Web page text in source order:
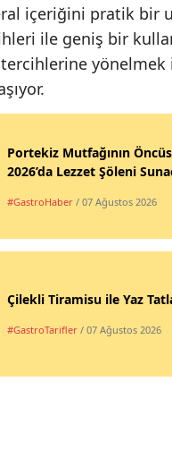
içeriğini pratik
ile geniş bir
tercihlerine
Portekiz Mutfağının
2026’da Lezzet Şöleni
#GastroHaber / 07 Ağustos 2026
Çilekli Tiramisu ile Yaz
#GastroTarifler / 07 Ağustos 2026